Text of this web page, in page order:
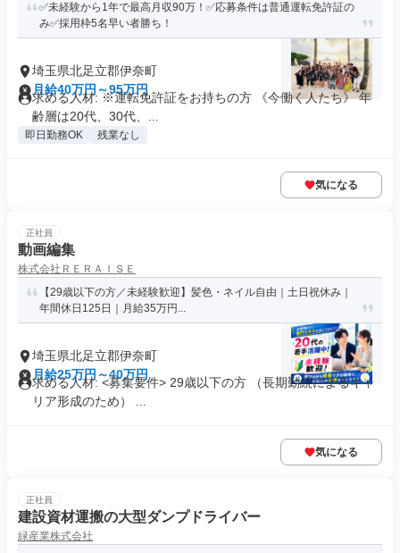
✅未経験から1年で最高月収90万！✅応募条件は普通運転免許証の
み✅採用枠5名早い者勝ち！
埼玉県北足立郡伊奈町
月給40万円～95万円
求める人材: ※運転免許証をお持ちの方 《今働く人たち》 年
齢層は20代、30代、...
即日勤務OK 残業なし
気になる
正社員
動画編集
株式会社ＲＥＲＡＩＳＥ
【29歳以下の方／未経験歓迎】髪色・ネイル自由｜土日祝休み｜
年間休日125日｜月給35万円...
埼玉県北足立郡伊奈町
月給25万円～40万円
求める人材: <募集要件> 29歳以下の方 （長期勤続によるキャ
リア形成のため） ...
気になる
正社員
建設資材運搬の大型ダンプドライバー
緑産業株式会社